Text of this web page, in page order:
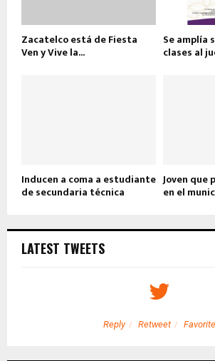
Zacatelco está de Fiesta
Ven y Vive la...
Se amplía
clases al
Inducen a coma a estudiante
de secundaria técnica
Joven que
en el
LATEST TWEETS
Reply Retweet Favorite